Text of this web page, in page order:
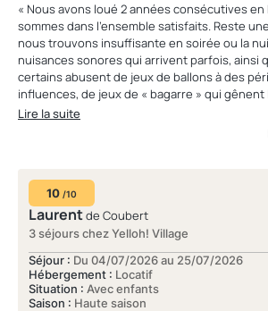
« Nous avons loué 2 années consécutives
sommes dans l’ensemble satisfaits. Reste
nous trouvons insuffisante en soirée ou la
nuisances sonores qui arrivent parfois, ainsi
certains abusent de jeux de ballons à des
influences, de jeux de « bagarre » qui
vacanciers. »
Lire la suite
10 /10
Laurentde Coubert
3 séjours chez Yelloh! Village
Séjour : Du 04/07/2026 au 25/07/2026
Hébergement : Locatif
Situation : Avec enfants
Saison : Haute saison